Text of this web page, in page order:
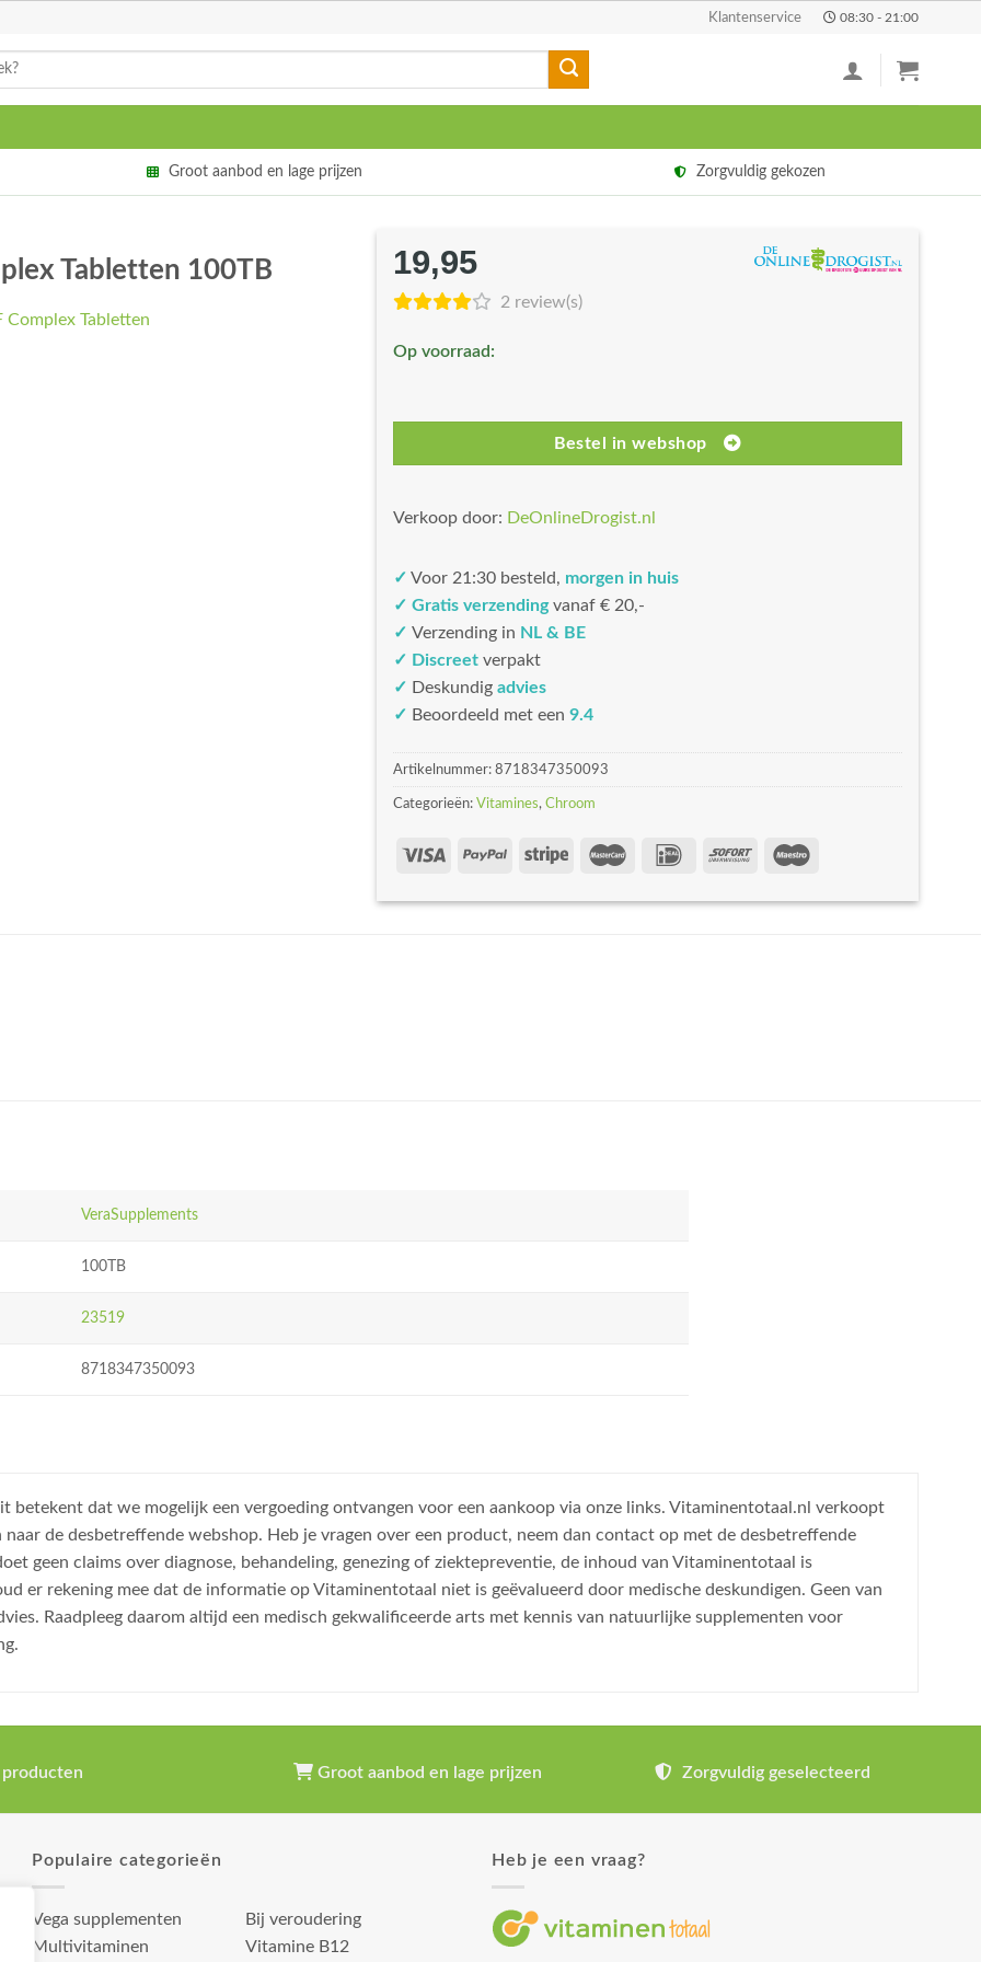
Klantenservice 08:30 - 21:00
Groot aanbod en lage prijzen Zorgvuldig gekozen
Tabletten 100TB 19,95
2 review(s)
Op voorraad:
Bestel in webshop
Verkoop door: DeOnlineDrogist.nl
✓ Voor 21:30 besteld, morgen in huis
✓ Gratis verzendingvanaf € 20,-
✓ Verzending in NL & BE
✓ Discreet verpakt
✓ Deskundig advies
✓ Beoordeeld met een 9.4
Artikelnummer: 8718347350093
Categorieën: Vitamines, Chroom
VeraSupplements
100TB
23519
8718347350093
dat we mogelijk een vergoeding ontvangen voor een aankoop via onze links. Vitaminentotaal.nl verkoopt
de desbetreffende webshop. Heb je vragen over een product, neem dan contact op met de desbetreffende
geen claims over diagnose, behandeling, genezing of ziektepreventie, de inhoud van Vitaminentotaal is
er rekening mee dat de informatie op Vitaminentotaal niet is geëvalueerd door medische deskundigen. Geen van
Raadpleeg daarom altijd een medisch gekwalificeerde arts met kennis van natuurlijke supplementen voor
producten Groot aanbod en lage prijzen Zorgvuldig geselecteerd
Populaire categorieën
Vega supplementen
Multivitaminen
Bij veroudering
Vitamine B12
Heb je een vraag?